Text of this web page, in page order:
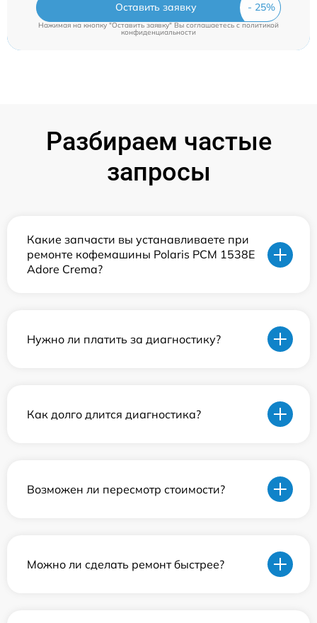
Оставить заявку
Нажимая на кнопку "Оставить заявку" Вы соглашаетесь cполитикой
конфиденциальности
Разбираем частые
запросы
Какие запчасти вы устанавливаете при
ремонте кофемашины Polaris PCM 1538E
Adore Crema?
Нужно ли платить за диагностику?
Как долго длится диагностика?
Возможен ли пересмотр стоимости?
Можно ли сделать ремонт быстрее?